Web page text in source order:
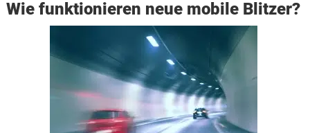
Wie funktionieren neue mobile Blitzer?